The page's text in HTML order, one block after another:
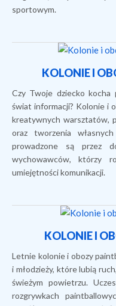
sportowym.
KOLONIE I
Czy Twoje dziecko kocha
świat informacji? Kolonie i
kreatywnych warsztatów,
oraz tworzenia
prowadzone są przez
wychowawców, którzy
umiejętności komunikacji.
KOLONIE I
Letnie kolonie i obozy
i młodzieży, które lubią
świeżym powietrzu.
rozgrywkach